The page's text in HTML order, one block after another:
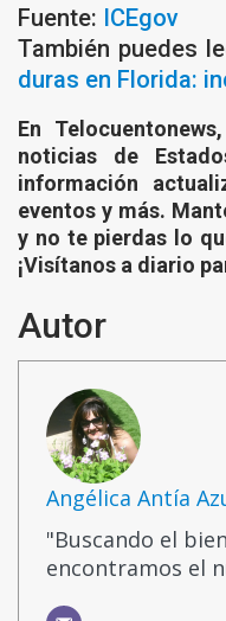
Fuente: ICEgov
También puedes
duras en Florida:
En
noticias de
información
eventos y más.
y no te pierdas lo
¡Visítanos a diario
Autor
Angélica Antía
"Buscando el
encontramos el